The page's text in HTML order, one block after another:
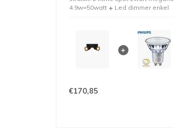
4.9w=50watt
Led dimmer enkel
€170,85